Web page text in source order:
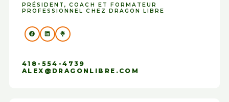
PRÉSIDENT, COACH ET FORMATEUR
PROFESSIONNEL CHEZ DRAGON LIBRE
418-554-4739
ALEX@DRAGONLIBRE.COM